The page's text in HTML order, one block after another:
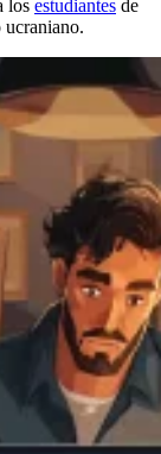
los estudiantes de
ucraniano.